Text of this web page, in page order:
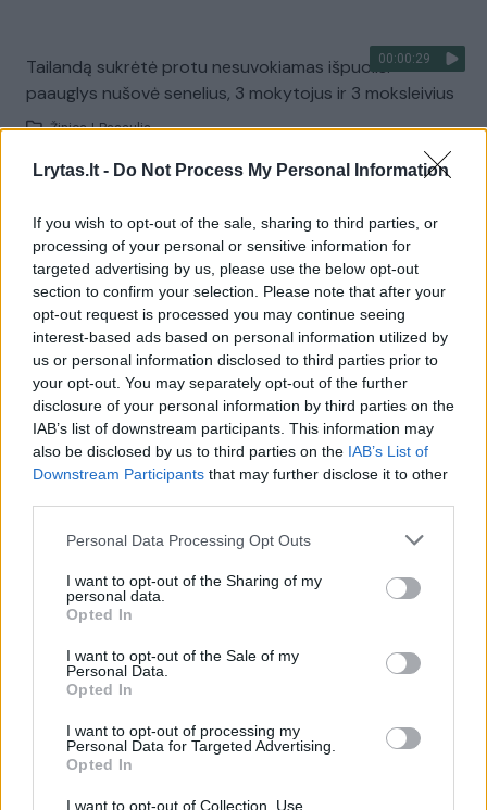
Lrytas.lt - Do Not Process My Personal Information
If you wish to opt-out of the sale, sharing to third parties, or
processing of your personal or sensitive information for
targeted advertising by us, please use the below opt-out
section to confirm your selection. Please note that after your
opt-out request is processed you may continue seeing
interest-based ads based on personal information utilized by
us or personal information disclosed to third parties prior to
your opt-out. You may separately opt-out of the further
disclosure of your personal information by third parties on the
IAB’s list of downstream participants. This information may
also be disclosed by us to third parties on the IAB’s List of
Downstream Participants that may further disclose it to other
Personal Data Processing Opt Outs
I want to opt-out of the Sharing of my
personal data.
Opted In
I want to opt-out of the Sale of my
Personal Data.
Opted In
I want to opt-out of processing my
Personal Data for Targeted Advertising.
Opted In
I want to opt-out of Collection, Use,
00:00:29
Tailandą sukrėtė protu nesuvokiamas išpuolis:
paauglys nušovė senelius, 3 mokytojus ir 3 moksleivius
Žinios | Pasaulis
apgynė čempionų vardą
Žinios Lietuvos diena
Visi įrašai
Žiūrimiausi įrašai
00:00:30
vaiko gyvybių išgelbėti nepavyko
Žinios | Lietuvos diena
Savaitės vidurys nusimato karštas: temperatūra kils iki
32 laipsnių šilumos